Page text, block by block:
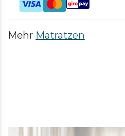
Mehr Matratzen